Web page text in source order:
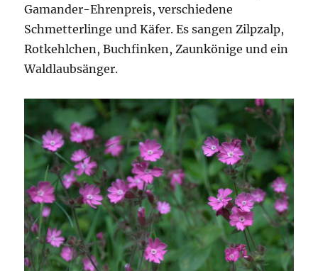
Gamander-Ehrenpreis, verschiedene
Schmetterlinge und Käfer. Es sangen Zilpzalp,
Rotkehlchen, Buchfinken, Zaunkönige und ein
Waldlaubsänger.